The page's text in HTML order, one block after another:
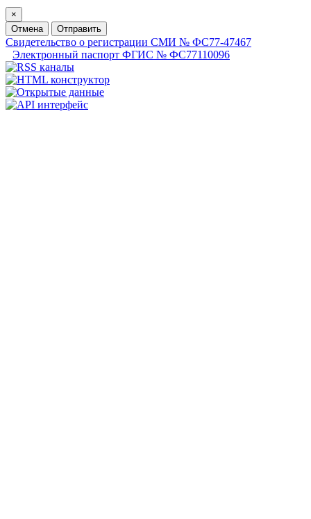
×
Отмена
Отправить
Свидетельство о регистрации СМИ № ФС77-47467
Электронный паспорт ФГИС № ФС77110096